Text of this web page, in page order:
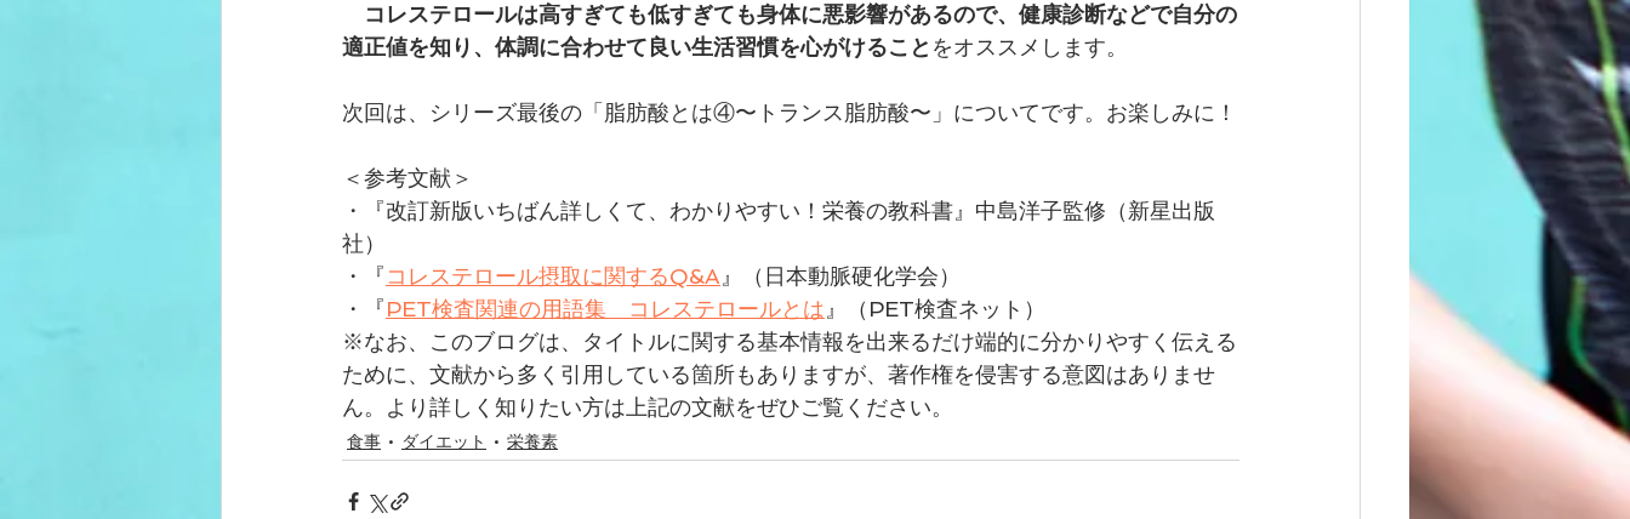
コレステロールは高すぎても低すぎても身体に悪影響があるので、健康診断などで自分の
適正値を知り、体調に合わせて良い生活習慣を心がけること をオススメします。
次回は、シリーズ最後の「脂肪酸とは④〜トランス脂肪酸〜」についてです。お楽しみに！
＜参考文献＞
・『改訂新版いちばん詳しくて、わかりやすい！栄養の教科書』中島洋子監修（新星出版
社）
・『コレステロール摂取に関するQ&A 』
（日本動脈硬化学会）
・『PET検査関連の用語集　コレステロールとは 』（PET検査ネット）
※なお、このブログは、タイトルに関する基本情報を出来るだけ端的に分かりやすく伝える
ために、文献から多く引用している箇所もありますが、著作権を侵害する意図はありませ
ん。より詳しく知りたい方は上記の文献をぜひご覧ください。
食事 ダイエット 栄養素